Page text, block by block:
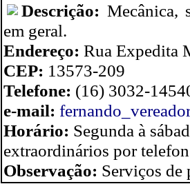
Descrição: Mecânica,
em geral.
Endereço: Rua Expedita
CEP: 13573-209
Telefone: (16) 3032-
e-mail:
Horário: Segunda à
extraordinários por
Observação: Serviços de